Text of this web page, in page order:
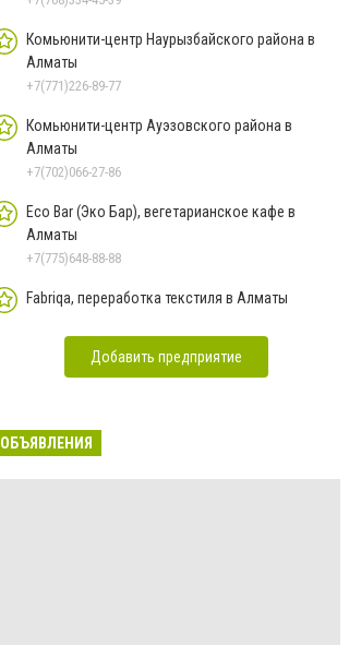
Комьюнити-центр Наурызбайского района в
Алматы
+7(771)226-89-77
Комьюнити-центр Ауэзовского района в
Алматы
+7(702)066-27-86
Eco Bar (Эко Бар), вегетарианское кафе в
Алматы
+7(775)648-88-88
Fabriqa, переработка текстиля в Алматы
Добавить предприятие
ОБЪЯВЛЕНИЯ